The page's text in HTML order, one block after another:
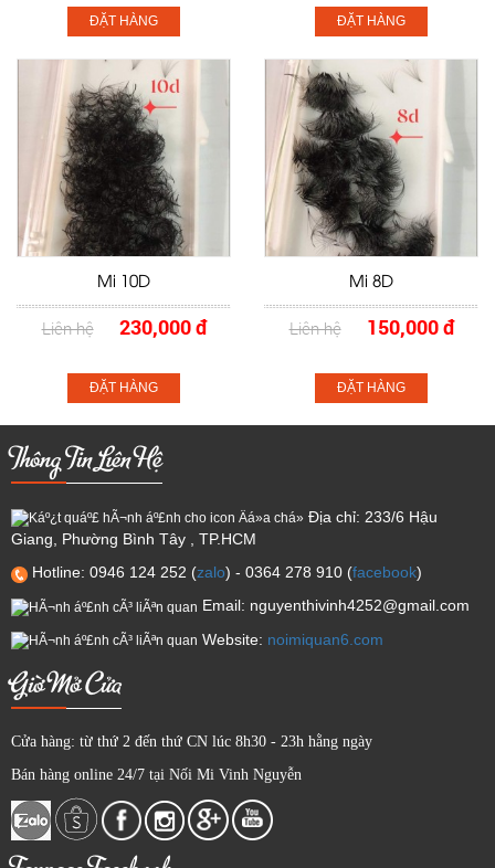
ĐẶT HÀNG ĐẶT HÀNG
Mi 10D
Liên hệ 230,000 đ
ĐẶT HÀNG
Mi 8D
Liên hệ 150,000 đ
ĐẶT HÀNG
Thông Tin Liên Hệ
Địa chỉ: 233/6 Hậu
Giang, Phường Bình Tây , TP.HCM
Hotline: 0946 124 252 (zalo) - 0364 278 910 (facebook)
Email: nguyenthivinh4252@gmail.com
Website: noimiquan6.com
Giờ Mở Cửa
Cửa hàng: từ thứ 2 đến thứ CN lúc 8h30 - 23h hằng ngày
Bán hàng online 24/7 tại Nối Mi Vinh Nguyễn